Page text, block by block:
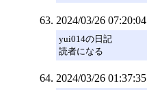
2024/03/26 07:20:04
yui014の日記
読者になる
2024/03/26 01:37:35